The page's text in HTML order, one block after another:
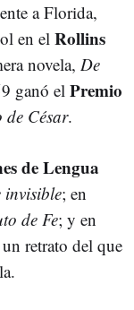
a Florida,
en elRollins
novela, De
ganó el Premio
de César.
de Lengua
invisible; en
de Fe; y en
retrato del que